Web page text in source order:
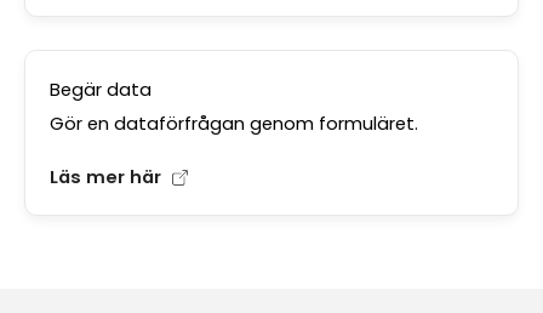
Begär data
Gör en dataförfrågan genom formuläret.
Läs mer här